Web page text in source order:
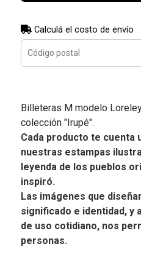
Calculá el costo de envío
Billeteras M modelo
colección "Irupé".
Cada producto te cuenta
nuestras estampas
leyenda de los pueblos
inspiró.
Las imágenes que
significado e identidad, y
de uso cotidiano, nos
personas.